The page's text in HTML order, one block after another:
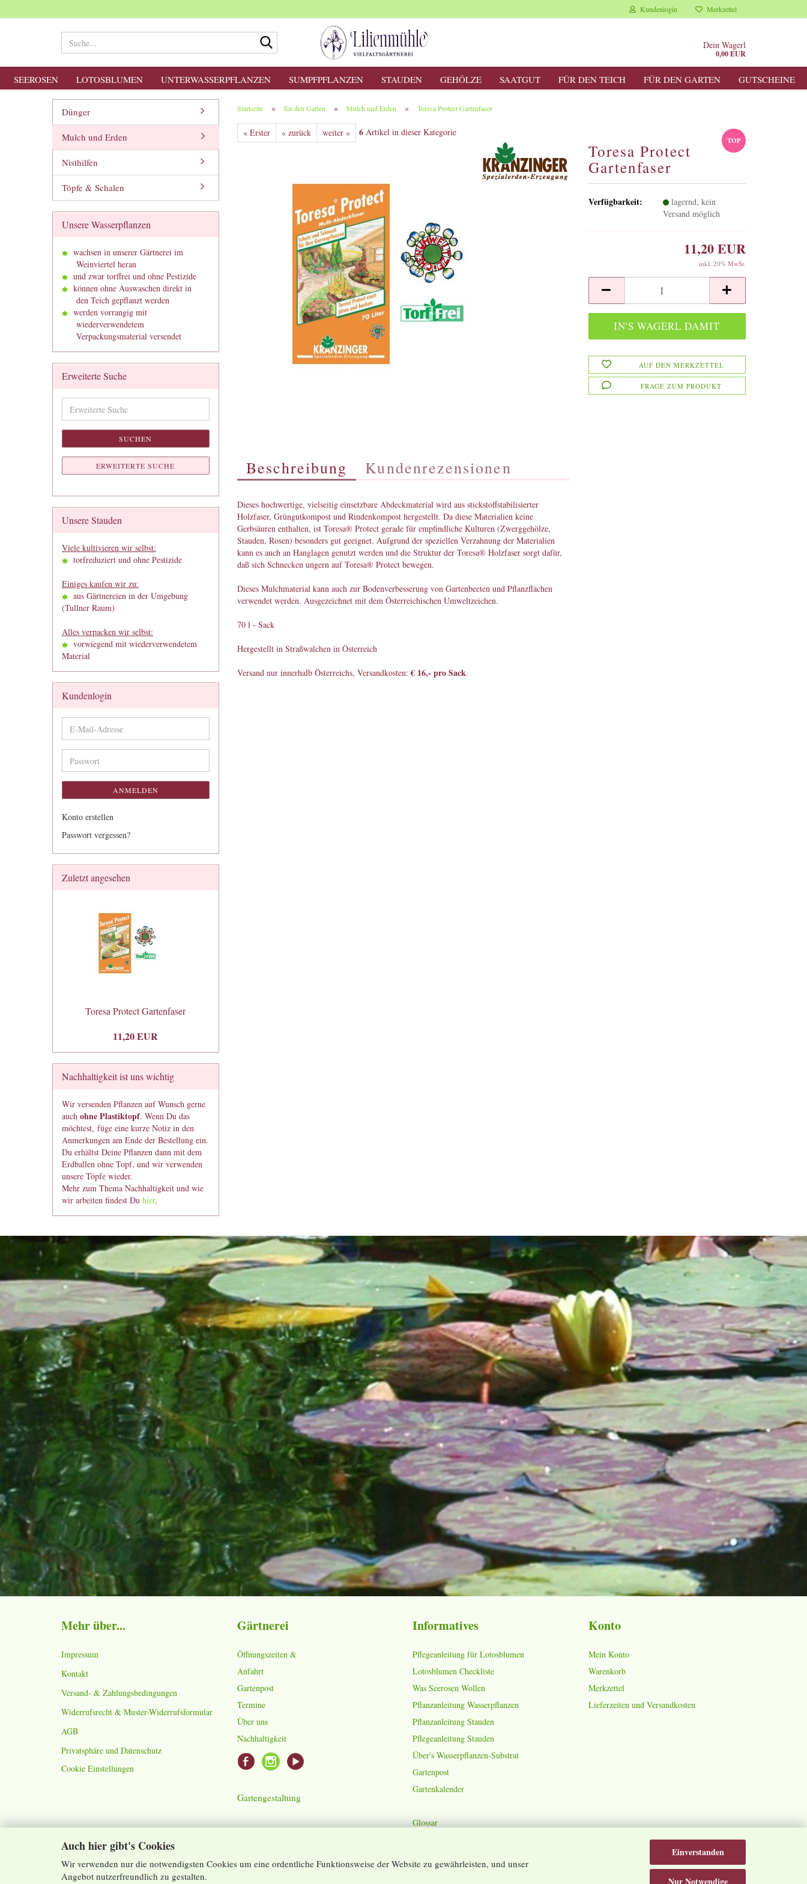
Auch hier gibt's Cookies
Wir verwenden nur die notwendigsten Cookies um eine ordentliche Funktionsweise der Website zu gewährleisten, und unser
Angebot nutzerfreundlich zu gestalten.
Einverstanden
Nur Notwendige
Kundenlogin Merkzettel
Dein Wagerl
0,00 EUR
SEEROSEN LOTOSBLUMEN UNTERWASSERPFLANZEN SUMPFPFLANZEN STAUDEN GEHÖLZE SAATGUT FÜR DEN TEICH FÜR DEN GARTEN GUTSCHEINE
Startseite » für den Garten » Mulch und Erden » Toresa Protect Gartenfaser
« Erster « zurück weiter » 6Artikel in dieser Kategorie
TOP
Toresa Protect
Gartenfaser
Verfügbarkeit:
lagernd, kein
Versand möglich
11,20 EUR
inkl. 20% MwSt.
AUF DEN MERKZETTEL
FRAGE ZUM PRODUKT
Beschreibung Kundenrezensionen
Dieses hochwertige, vielseitig einsetzbare Abdeckmaterial wird aus stickstoffstabilisierter
Holzfaser, Grüngutkompost und Rindenkompost hergestellt. Da diese Materialien keine
Gerbsäuren enthalten, ist Toresa® Protect gerade für empfindliche Kulturen (Zwerggehölze,
Stauden, Rosen) besonders gut geeignet. Aufgrund der speziellen Verzahnung der Materialien
kann es auch an Hanglagen genutzt werden und die Struktur der Toresa® Holzfaser sorgt dafür,
daß sich Schnecken ungern auf Toresa® Protect bewegen.
Dieses Mulchmaterial kann auch zur Bodenverbesserung von Gartenbeeten und Pflanzflächen
verwendet werden. Ausgezeichnet mit dem Österreichischen Umweltzeichen.
70 l - Sack
Hergestellt in Straßwalchen in Österreich
Versand nur innerhalb Österreichs, Versandkosten: € 16,- pro Sack.
Dünger
Mulch und Erden
Nisthilfen
Töpfe & Schalen
Unsere Wasserpflanzen
wachsen in unserer Gärtnerei im
Weinviertel heran
und zwar torffrei und ohne Pestizide
können ohne Auswaschen direkt in
den Teich gepflanzt werden
werden vorrangig mit
wiederverwendetem
Verpackungsmaterial versendet
Erweiterte Suche
Suche
SUCHEN
ERWEITERTE SUCHE
Unsere Stauden
Viele kultivieren wir selbst:
torfreduziert und ohne Pestizide
Einiges kaufen wir zu:
aus Gärtnereien in der Umgebung
(Tullner Raum)
Alles verpacken wir selbst:
vorwiegend mit wiederverwendetem
Material
Kundenlogin
E-
Mail-
Adresse
Passwort
ANMELDEN
Konto erstellen
Passwort vergessen?
Zuletzt angesehen
Toresa Protect Gartenfaser
11,20 EUR
Nachhaltigkeit ist uns wichtig
Wir versenden Pflanzen auf Wunsch gerne
auch ohne Plastiktopf. Wenn Du das
möchtest, füge eine kurze Notiz in den
Anmerkungen am Ende der Bestellung ein.
Du erhältst Deine Pflanzen dann mit dem
Erdballen ohne Topf, und wir verwenden
unsere Töpfe wieder.
Mehr zum Thema Nachhaltigkeit und wie
wir arbeiten findest Du hier.
Mehr über...
Impressum
Kontakt
Versand- & Zahlungsbedingungen
Widerrufsrecht & Muster-Widerrufsformular
AGB
Privatsphäre und Datenschutz
Cookie Einstellungen
Gärtnerei
Öffnungszeiten &
Anfahrt
Gartenpost
Termine
Über uns
Nachhaltigkeit
Gartengestaltung
Informatives
Pflegeanleitung für Lotosblumen
Lotosblumen Checkliste
Was Seerosen Wollen
Pflanzanleitung Wasserpflanzen
Pflanzanleitung Stauden
Pflegeanleitung Stauden
Über's Wasserpflanzen-Substrat
Gartenpost
Gartenkalender
Glossar
Konto
Mein Konto
Warenkorb
Merkzettel
Lieferzeiten und Versandkosten